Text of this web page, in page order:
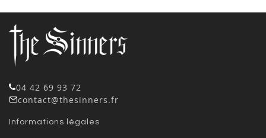
04 42 69 93 72
contact@thesinners.fr
Informations légales